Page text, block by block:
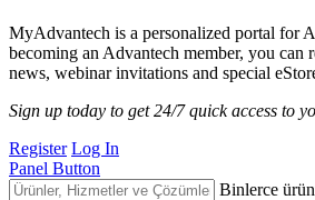
MyAdvantech is a personalized portal for
becoming an Advantech member, you can
news, webinar invitations and special
Sign up today to get 24/7 quick access to
Register Log In
Panel Button
Binlerce